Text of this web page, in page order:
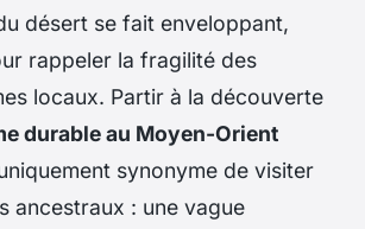
désert se fait enveloppant,
rappeler la fragilité des
locaux. Partir à la découverte
durable au Moyen-Orient
synonyme de visiter
ancestraux : une vague